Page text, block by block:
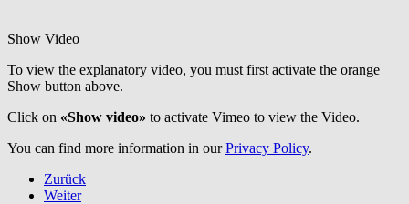
Show Video
To view the explanatory video, you must first activate the orange
Show button above.
Click on «Show video» to activate Vimeo to view the Video.
You can find more information in ourPrivacy Policy.
Zurück
Weiter